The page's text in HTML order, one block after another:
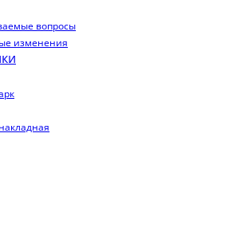
вопросы
изменения